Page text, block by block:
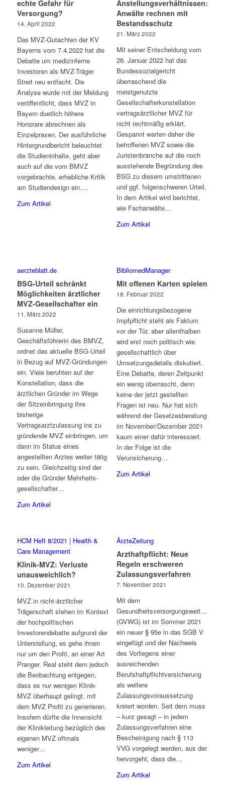
echte Gefahr für
Versorgung?
14. April 2022
Das MVZ-Gutachten der KV
Bayerns vom 7.4.2022 hat die
Debatte um medizinferne
Investoren als MVZ-Träger
Streit neu entfacht. Die
Analyse wurde mit der Meldung
veröffentlicht, dass MVZ in
Bayern duetlich höhere
Honorare abrechnen als
Einzelpraxen. Der ausführliche
Hintergrundbericht beleuchtet
die Studieninhalte, geht aber
auch auf die vom BMVZ
vorgebrachte, erhebliche Kritik
am Studiendesign ein.…
Zum Artikel
Anstellungsverhältnissen:
Anwälte rechnen mit
Bestandsschutz
21. März 2022
Mit seiner Entscheidung vom
26. Januar 2022 hat das
Bundessozialgericht
überraschend die
meistgenutzte
Gesellschafterkonstellation
vertragsärztlicher MVZ für
nicht rechtmäßg erklärt.
Gespannt warten daher die
betroffenen MVZ sowie die
Juristenbranche auf die noch
ausstehende Begründung des
BSG zu diesem umstrittenen
und ggf. folgenschweren Urteil.
In dem Artikel wird berichtet,
wie Fachanwälte…
Zum Artikel
aerzteblatt.de
BSG-Urteil schränkt
Möglichkeiten ärztlicher
MVZ-Gesellschafter ein
11. März 2022
Susanne Müller,
Geschäftsführerin des BMVZ,
ordnet das aktuelle BSG-Urteil
in Bezug auf MVZ-Gründungen
ein. Viele beruhten auf der
Konstellation, dass die
ärztlichen Gründer im Wege
der Sitzeinbringung ihre
bisherige
Vertragsarztzulassung ins zu
gründende MVZ einbringen, um
dann im Status eines
angestellten Arztes weiter tätig
zu sein. Gleichzeitig sind der
oder die Gründer Mehrheits­
gesellschafter…
Zum Artikel
BibliomedManager
Mit offenen Karten spielen
18. Februar 2022
Die einrichtungsbezogene
Impfpflicht steht als Faktum
vor der Tür, aber allenthalben
wird erst noch politisch wie
gesellschaftlich über
Umsetzungsdetails diskutiert.
Eine Debatte, deren Zeitpunkt
ein wenig überrascht, denn
keine der jetzt gestellten
Fragen ist neu. Nur hat sich
während der Gesetzesberatung
im November/Dezember 2021
kaum einer dafür interessiert.
In der Folge ist die
Verunsicherung…
Zum Artikel
HCM Heft 8/2021 | Health &
Care Management
Klinik-MVZ: Verluste
unausweichlich?
10. Dezember 2021
MVZ in nicht-ärztlicher
Trägerschaft stehen im Kontext
der hochpolitischen
Investorendebatte aufgrund der
Unterstellung, es gehe ihnen
nur um den Profit, an einer Art
Pranger. Real steht dem jedoch
die Beobachtung entgegen,
dass es nur wenigen Klinik-
MVZ überhaupt gelingt, mit
dem MVZ Profit zu generieren.
Insofern dürfte die Innensicht
der Klinikleitung bezüglich des
eigenen MVZ oftmals
weniger…
Zum Artikel
ÄrzteZeitung
Arzthaftpflicht: Neue
Regeln erschweren
Zulassungsverfahren
7. November 2021
Mit dem
(GVWG) ist im Sommer 2021
ein neuer § 95e in das SGB V
eingefügt und der Nachweis
des Vorliegens einer
ausreichenden
Berufshaftpflichtversicherung
als weitere
Zulassungsvoraussetzung
kreiert worden. Seit dem muss
– kurz gesagt – in jedem
Zulassungsverfahren eine
Bescheinigung nach § 113
VVG vorgelegt werden, aus der
hervorgeht, dass die…
Zum Artikel